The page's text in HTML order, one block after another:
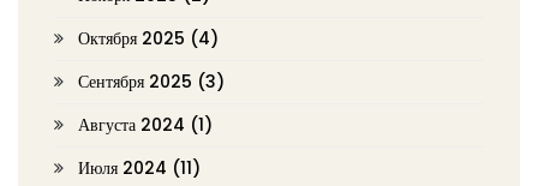
Октября 2025 (4)
Сентября 2025 (3)
Августа 2024 (1)
Июля 2024 (11)